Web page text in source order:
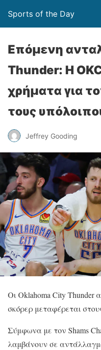
Sports of the Day
Επόμενη
Thunder: Η
χρήματα για
τους
Jeffrey Gooding
Οι Oklahoma City Thunder
σκόρερ μεταφέρεται
Σύμφωνα με τον Shams
λαμβάνουν σε